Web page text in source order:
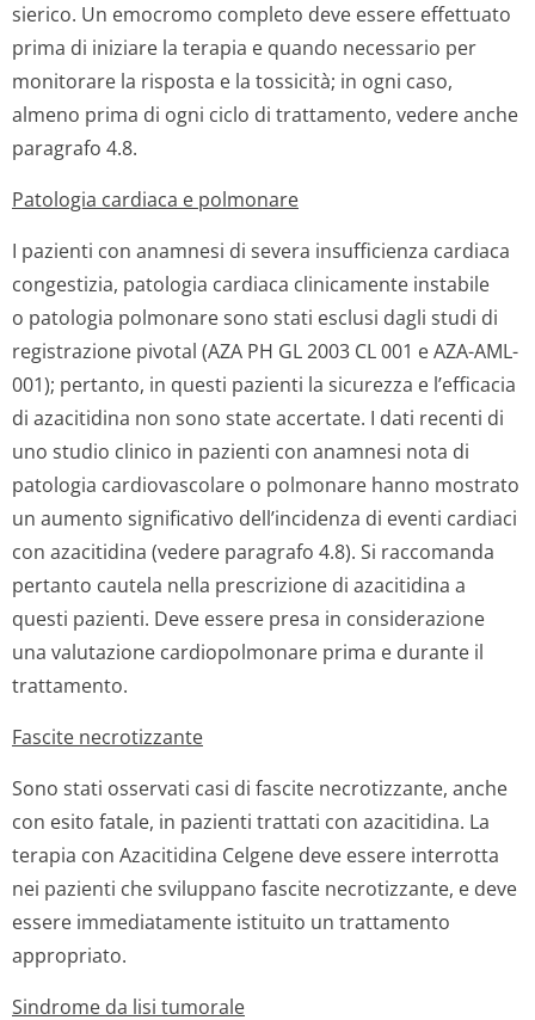
sierico. Un emocromo completo deve essere effettuato
prima di iniziare la terapia e quando necessario per
monitorare la risposta e la tossicità; in ogni caso,
almeno prima di ogni ciclo di trattamento, vedere anche
paragrafo 4.8.
Patologia cardiaca e polmonare
I pazienti con anamnesi di severa insufficienza cardiaca
congestizia, patologia cardiaca clinicamente instabile
o patologia polmonare sono stati esclusi dagli studi di
registrazione pivotal (AZA PH GL 2003 CL 001 e AZA-AML-
001); pertanto, in questi pazienti la sicurezza e l’efficacia
di azacitidina non sono state accertate. I dati recenti di
uno studio clinico in pazienti con anamnesi nota di
patologia cardiovascolare o polmonare hanno mostrato
un aumento significativo dell’incidenza di eventi cardiaci
con azacitidina (vedere paragrafo 4.8). Si raccomanda
pertanto cautela nella prescrizione di azacitidina a
questi pazienti. Deve essere presa in considerazione
una valutazione cardiopolmonare prima e durante il
trattamento.
Fascite necrotizzante
Sono stati osservati casi di fascite necrotizzante, anche
con esito fatale, in pazienti trattati con azacitidina. La
terapia con Azacitidina Celgene deve essere interrotta
nei pazienti che sviluppano fascite necrotizzante, e deve
essere immediatamente istituito un trattamento
appropriato.
Sindrome da lisi tumorale